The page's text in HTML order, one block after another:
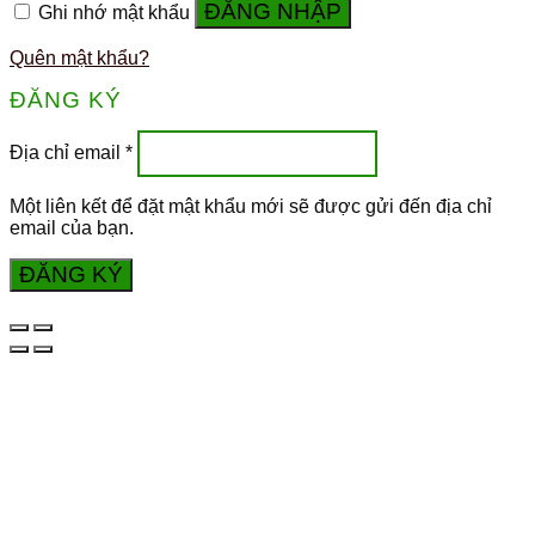
Ghi nhớ mật khẩu ĐĂNG NHẬP
Quên mật khẩu?
ĐĂNG KÝ
Địa chỉ email *
Một liên kết để đặt mật khẩu mới sẽ được gửi đến địa chỉ
email của bạn.
ĐĂNG KÝ